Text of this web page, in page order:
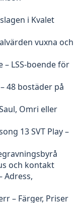
i Kvalet
vuxna och
– LSS-boende för
48 bostäder på
Omri eller
13 SVT Play –
och kontakt
Adress,
– Färger, Priser